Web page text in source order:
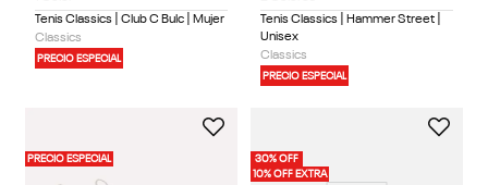
Tenis Classics | Club C Bulc | Mujer
Classics
PRECIO ESPECIAL
Tenis Classics | Hammer Street |
Unisex
Classics
PRECIO ESPECIAL
PRECIO ESPECIAL
30% OFF
10% OFF EXTRA